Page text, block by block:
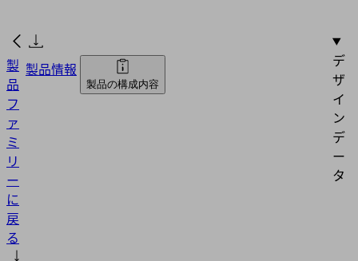
製
品
フ
ァ
ミ
リ
ー
に
戻
る
製品情報
製品の構成内容
デ
ザ
イ
ン
デ
ー
タ